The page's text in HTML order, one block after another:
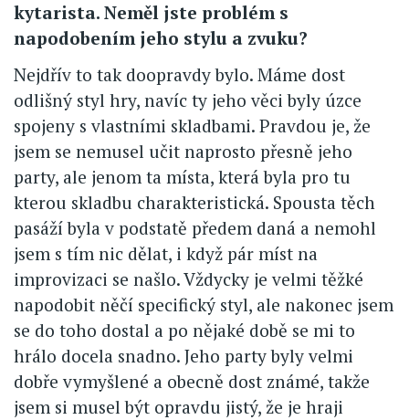
kytarista. Neměl jste problém s
napodobením jeho stylu a zvuku?
Nejdřív to tak doopravdy bylo. Máme dost
odlišný styl hry, navíc ty jeho věci byly úzce
spojeny s vlastními skladbami. Pravdou je, že
jsem se nemusel učit naprosto přesně jeho
party, ale jenom ta místa, která byla pro tu
kterou skladbu charakteristická. Spousta těch
pasáží byla v podstatě předem daná a nemohl
jsem s tím nic dělat, i když pár míst na
improvizaci se našlo. Vždycky je velmi těžké
napodobit něčí specifický styl, ale nakonec jsem
se do toho dostal a po nějaké době se mi to
hrálo docela snadno. Jeho party byly velmi
dobře vymyšlené a obecně dost známé, takže
jsem si musel být opravdu jistý, že je hraji